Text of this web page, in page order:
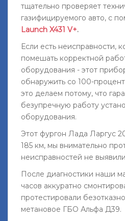
тщательно проверяет
газифицируемого авто, с
Launch X431 V+.
Если есть неисправности,
помешать корректной
оборудования - этот
обнаружить со 100-
это делаем потому, что
безупречную работу
оборудования.
Этот фургон Лада Ларгус
185 км, мы внимательно
неисправностей не
После диагностики наши
часов аккуратно
протестировали
метановое ГБО Альфа Д39.